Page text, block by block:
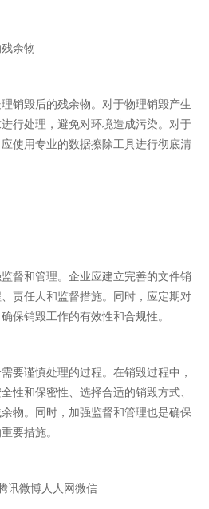
余物
毁后的残余物。对于物理销毁产生
行处理，避免对环境造成污染。对于
使用专业的数据擦除工具进行彻底清
和管理。企业应建立完善的文件销
责任人和监督措施。同时，应定期对
保销毁工作的有效性和合规性。
谨慎处理的过程。在销毁过程中，
性和保密性、选择合适的销毁方式、
物。同时，加强监督和管理也是确保
要措施。
讯微博人人网微信